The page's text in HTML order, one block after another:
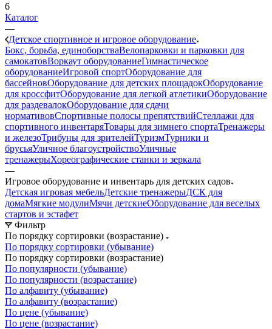
6
Каталог
—
Детское спортивное и игровое оборудование
Бокс, борьба, единоборстваВелопарковки и парковки для
самокатовВоркаут оборудованиеГимнастическое
оборудованиеИгровой спортОборудование для
бассейновОборудование для детских площадокОборудование
для кроссфитОборудование для легкой атлетикиОборудование
для раздевалокОборудование для сдачи
нормативовСпортивные полосы препятствийСтеллажи для
спортивного инвентаряТовары для зимнего спортаТренажеры
и железоТрибуны для зрителейТуризмТурники и
брусьяУличное благоустройствоУличные
тренажерыХореографические станки и зеркала
—
Игровое оборудование и инвентарь для детских садов
Детская игровая мебельДетские тренажерыДСК для
домаМягкие модулиМячи детскиеОборудование для веселых
стартов и эстафет
Фильтр
По порядку сортировки (возрастание)
По порядку сортировки (убывание)
По порядку сортировки (возрастание)
По популярности (убывание)
По популярности (возрастание)
По алфавиту (убывание)
По алфавиту (возрастание)
По цене (убывание)
По цене (возрастание)